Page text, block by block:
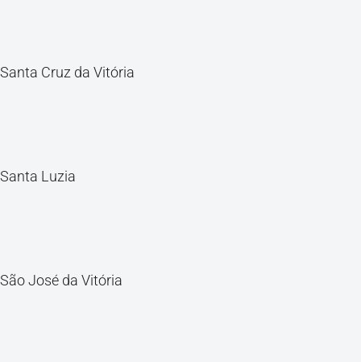
Santa Cruz da Vitória
Santa Luzia
São José da Vitória